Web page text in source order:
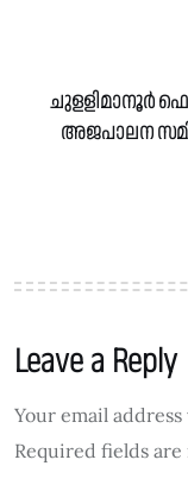
ചുളളിമാനൂർ
അജപാലന
Leave a Reply
Your email
Required fields are